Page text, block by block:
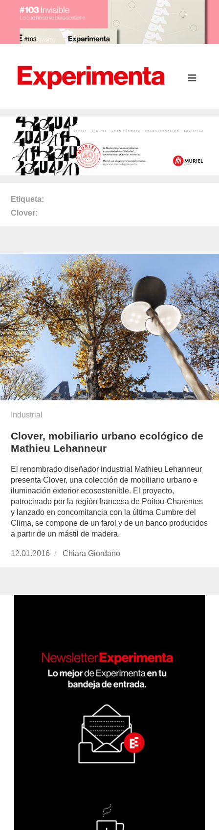
Etiqueta
Clover
Industrial
Clover, mobiliario urbano ecológico de
Mathieu Lehanneur
El renombrado diseñador industrial Mathieu Lehanneur
presenta Clover, una colección de mobiliario urbano e
iluminación exterior ecosostenible. El proyecto,
patrocinado por la región francesa de Poitou-Charentes
y lanzado en concomitancia con la última Cumbre del
Clima, se compone de un farol y de un banco producidos
a partir de un mástil de madera.
Publicado
12.01.2016
https://www.experimenta.es/author/chiara-
Chiara Giordano